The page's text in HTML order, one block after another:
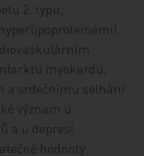
2. typu,
myokardu,
a srdečnímu selhání.
význam u
a u depresí.
hodnoty